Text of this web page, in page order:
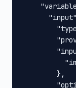
        },